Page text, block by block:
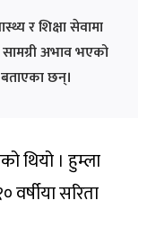
र शिक्षा सेवामा
अभाव भएको
छन्।
थियो । हुम्ला
सरिता